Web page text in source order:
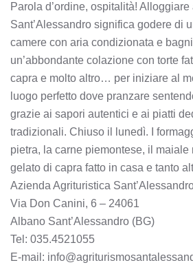
Parola d’ordine, ospitalità! Alloggiare
Sant’Alessandro significa godere di
camere con aria condizionata e
un’abbondante colazione con torte
capra e molto altro… per iniziare al
luogo perfetto dove pranzare
grazie ai sapori autentici e ai piatti
tradizionali. Chiuso il lunedì. I
pietra, la carne piemontese, il maiale
gelato di capra fatto in casa e tanto
Azienda Agrituristica
Via Don Canini, 6 – 24061
Albano Sant’Alessandro (BG)
Tel: 035.4521055
E-mail: